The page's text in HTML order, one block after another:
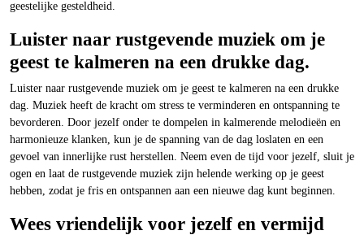
geestelijke gesteldheid.
Luister naar rustgevende muziek om je
geest te kalmeren na een drukke dag.
Luister naar rustgevende muziek om je geest te kalmeren na een drukke
dag. Muziek heeft de kracht om stress te verminderen en ontspanning te
bevorderen. Door jezelf onder te dompelen in kalmerende melodieën en
harmonieuze klanken, kun je de spanning van de dag loslaten en een
gevoel van innerlijke rust herstellen. Neem even de tijd voor jezelf, sluit je
ogen en laat de rustgevende muziek zijn helende werking op je geest
hebben, zodat je fris en ontspannen aan een nieuwe dag kunt beginnen.
Wees vriendelijk voor jezelf en vermijd